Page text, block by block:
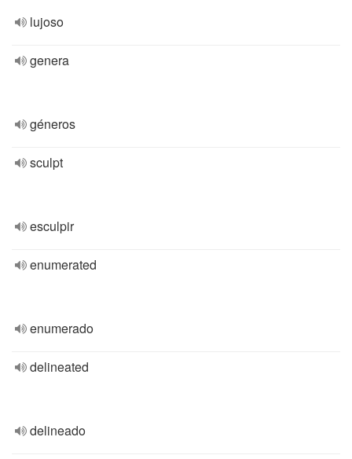
lujoso
genera
géneros
sculpt
esculpir
enumerated
enumerado
delineated
delineado